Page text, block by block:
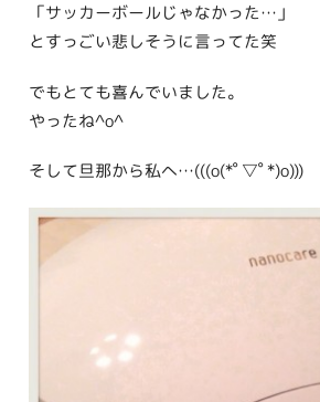
「サッカーボールじゃなかった…」
とすっごい悲しそうに言ってた笑
でもとても喜んでいました。
やったね^o^
そして旦那から私へ…(((o(*ﾟ▽ﾟ*)o)))